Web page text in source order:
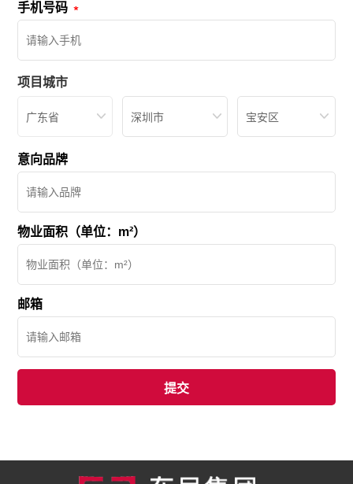
手机号码
项目城市
广东省 深圳市 宝安区
意向品牌
物业面积（单位：m²）
邮箱